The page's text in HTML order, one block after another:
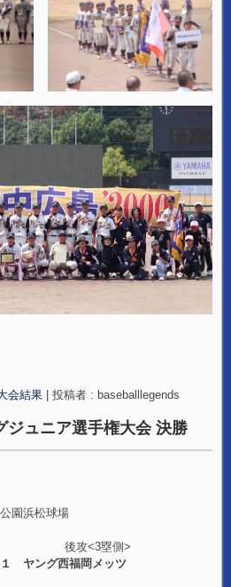
会結果 投稿者 : baseballlegends
ジュニア選手権大会 決勝
園浜松球場
攻<3塁側>
ヤング西福岡メッツ